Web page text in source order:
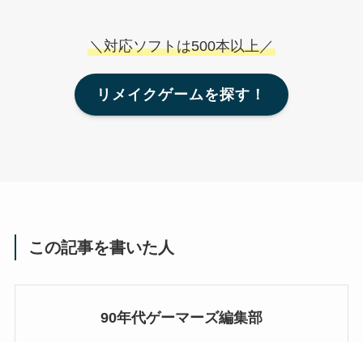
＼対応ソフトは500本以上／
リメイクゲームを探す！
この記事を書いた人
90年代ゲーマーズ編集部